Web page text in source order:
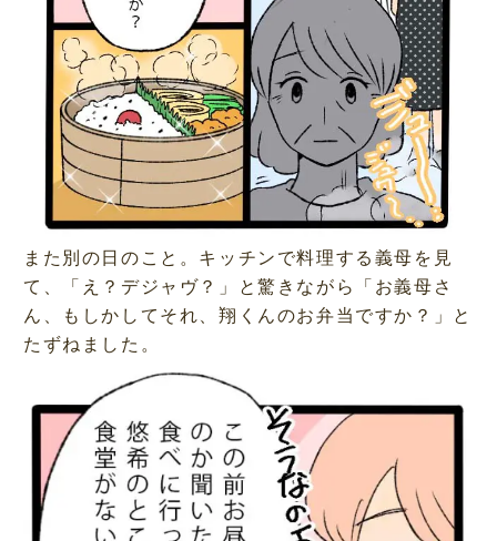
また別の日のこと。キッチンで料理する義母を見
て、「え？デジャヴ？」と驚きながら「お義母さ
ん、もしかしてそれ、翔くんのお弁当ですか？」と
たずねました。